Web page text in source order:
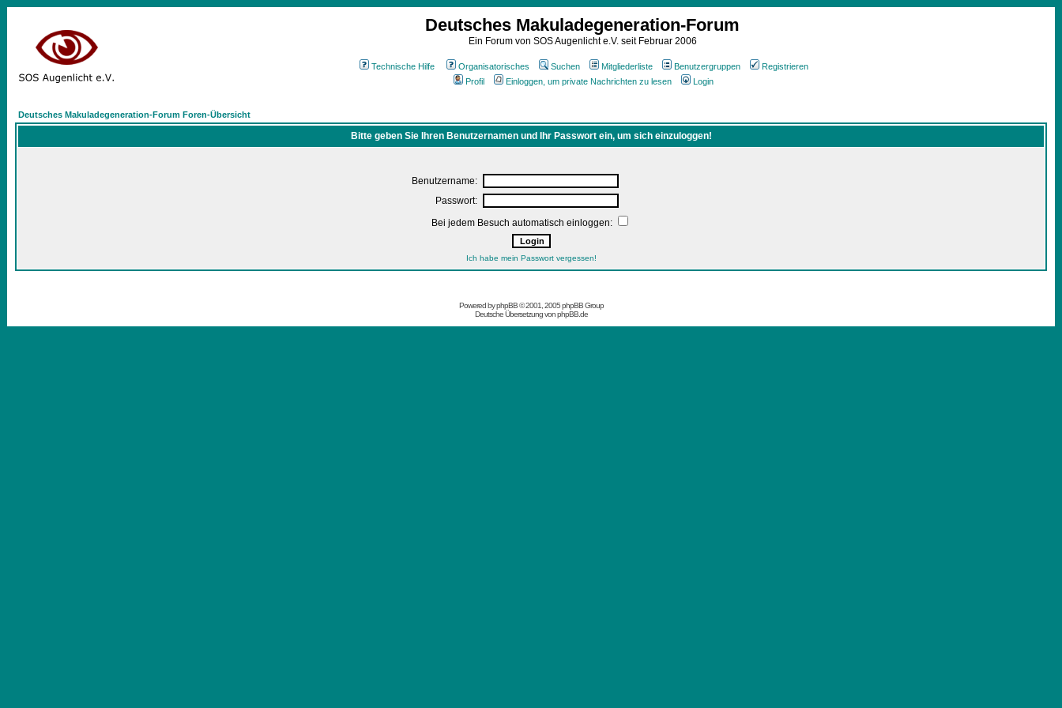
Deutsches Makuladegeneration-Forum
Ein Forum von SOS Augenlicht e.V. seit Februar 2006
Technische Hilfe Organisatorisches Suchen Mitgliederliste Benutzergruppen
Registrieren
Profil
Einloggen, um private Nachrichten zu lesen Login
Deutsches Makuladegeneration-Forum Foren-Übersicht
Bitte geben Sie Ihren Benutzernamen und Ihr Passwort ein, um sich einzuloggen!
Benutzername:
Passwort:
Bei jedem Besuch automatisch einloggen:
Ich habe mein Passwort vergessen!
Powered byphpBB© 2001, 2005 phpBB Group
Deutsche Übersetzung vonphpBB.de